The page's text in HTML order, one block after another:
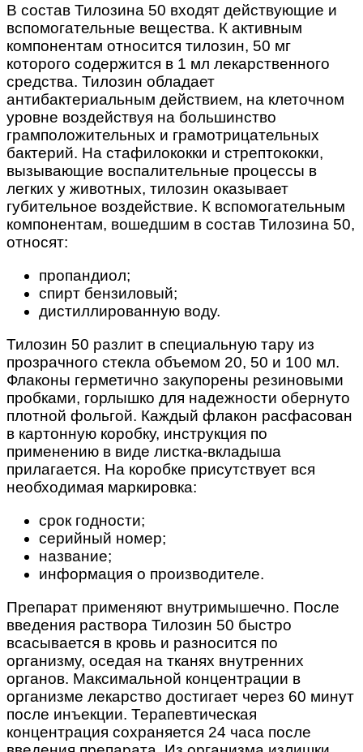
В состав Тилозина 50 входят действующие и
вспомогательные вещества. К активным
компонентам относится тилозин, 50 мг
которого содержится в 1 мл лекарственного
средства. Тилозин обладает
антибактериальным действием, на клеточном
уровне воздействуя на большинство
грамположительных и грамотрицательных
бактерий. На стафилококки и стрептококки,
вызывающие воспалительные процессы в
легких у животных, тилозин оказывает
губительное воздействие. К вспомогательным
компонентам, вошедшим в состав Тилозина 50,
относят:
пропандиол;
спирт бензиловый;
дистиллированную воду.
Тилозин 50 разлит в специальную тару из
прозрачного стекла объемом 20, 50 и 100 мл.
Флаконы герметично закупорены резиновыми
пробками, горлышко для надежности обернуто
плотной фольгой. Каждый флакон расфасован
в картонную коробку, инструкция по
применению в виде листка-вкладыша
прилагается. На коробке присутствует вся
необходимая маркировка:
срок годности;
серийный номер;
название;
информация о производителе.
Препарат применяют внутримышечно. После
введения раствора Тилозин 50 быстро
всасывается в кровь и разносится по
организму, оседая на тканях внутренних
органов. Максимальной концентрации в
организме лекарство достигает через 60 минут
после инъекции. Терапевтическая
концентрация сохраняется 24 часа после